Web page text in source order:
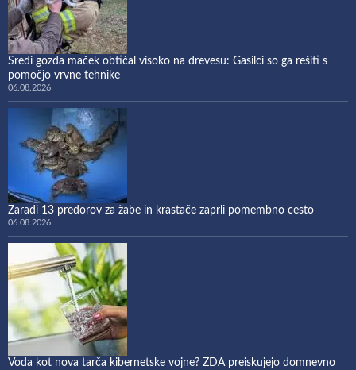
Sredi gozda maček obtičal visoko na drevesu: Gasilci so ga rešiti s
pomočjo vrvne tehnike
06.08.2026
Zaradi 13 predorov za žabe in krastače zaprli pomembno cesto
06.08.2026
Voda kot nova tarča kibernetske vojne? ZDA preiskujejo domnevno